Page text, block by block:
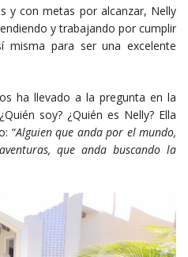
y con metas por alcanzar, Nelly
y trabajando por cumplir
para ser una excelente
ha llevado a la pregunta en la
soy? ¿Quién es Nelly? Ella
“Alguien que anda por el mundo,
que anda buscando la